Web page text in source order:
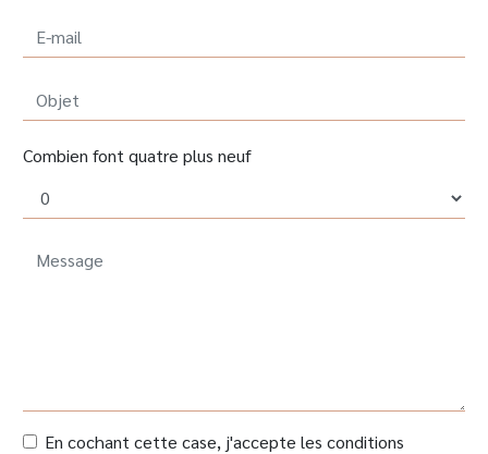
Combien font quatre plus neuf
En cochant cette case, j'accepte les conditions